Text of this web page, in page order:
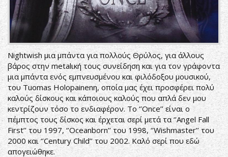
Nightwish μια μπάντα για πολλούς Θρύλος, για άλλους
βάρος στην metalική τους συνείδηση και για τον γράφοντα
μια μπάντα ενός εμπνευσμένου και φιλόδοξου μουσικού,
του Tuomas Holopainenη, οποία μας έχει προσφέρει πολύ
καλούς δίσκους και κάποιους καλούς που απλά δεν μου
κεντρίζουν τόσο το ενδιαφέρον. Το ‘’Once’’ είναι ο
πέμπτος τους δίσκος και έρχεται σερί μετά τα ‘’Angel Fall
First’’ του 1997, ‘’Oceanborn’’ του 1998, ‘’Wishmaster’’ του
2000 και ‘’Century Child’’ του 2002. Καλό σερί που εδώ
απογειώθηκε.